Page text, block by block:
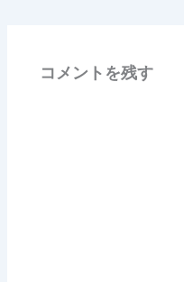
コメントを残す